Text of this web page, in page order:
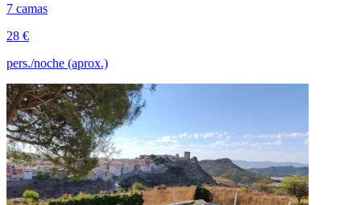
7 camas
28 €
pers./noche (aprox.)